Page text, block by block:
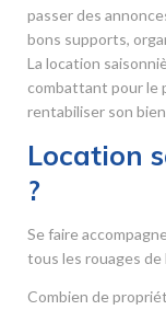
passer des
bons supports,
La location
combattant pour le
rentabiliser son
Location
?
Se faire
tous les rouages de
Combien de